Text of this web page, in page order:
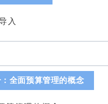
入
全面预算管理的概念